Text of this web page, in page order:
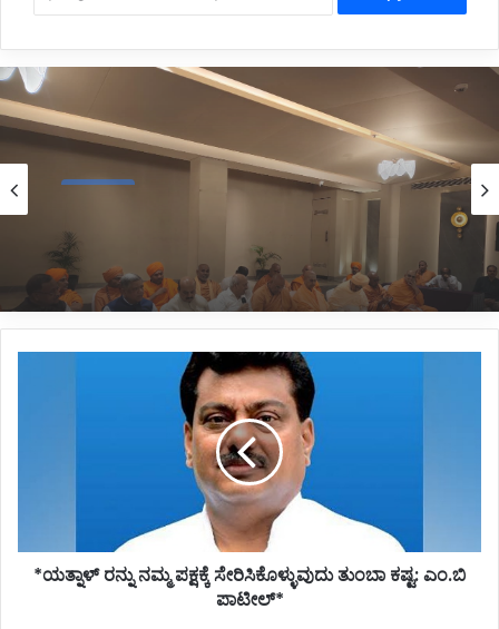
*ಉತ್ತರ ಕರ್ನಾಟಕದ ಬಡ ಪ್ರತಿಭಾವಂತ ಮಕ್ಕಳಿಗೆ
ಗುಣಮಟ್ಟದ ತರಬೇತಿ *
ಪಾಟೀಲ್*
*ಯತ್ನಾಳ್ ರನ್ನು ನಮ್ಮ ಪಕ್ಷಕ್ಕೆ ಸೇರಿಸಿಕೊಳ್ಳುವುದು ತುಂಬಾ ಕಷ್ಟ: ಎಂ.ಬಿ
ಪಾಟೀಲ್*